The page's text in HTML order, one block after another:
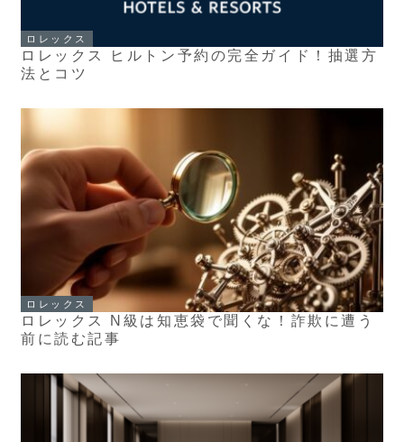
ロレックス
ロレックス ヒルトン予約の完全ガイド！抽選方
法とコツ
ロレックス
ロレックス N級は知恵袋で聞くな！詐欺に遭う
前に読む記事